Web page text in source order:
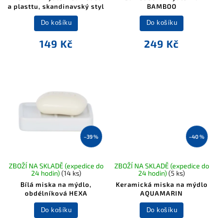
a plasttu, skandinavský styl
149 Kč
Do košíku
BAMBOO
249 Kč
Do košíku
–39 %
Bílá miska na mýdlo,
obdélníková HEXA
ZBOŽÍ NA SKLADĚ (expedice do
24 hodin)(14 ks)
Do košíku
–40 %
Keramická miska na mýdlo
AQUAMARIN
ZBOŽÍ NA SKLADĚ (expedice do
24 hodin)(5 ks)
Do košíku